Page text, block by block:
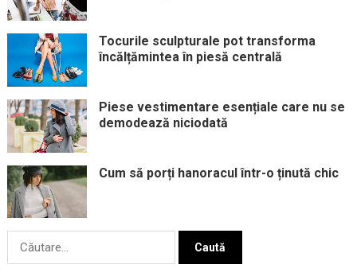
Tocurile sculpturale pot transforma
încălțămintea în piesă centrală
Piese vestimentare esențiale care nu se
demodează niciodată
Cum să porți hanoracul într-o ținută chic
Caută